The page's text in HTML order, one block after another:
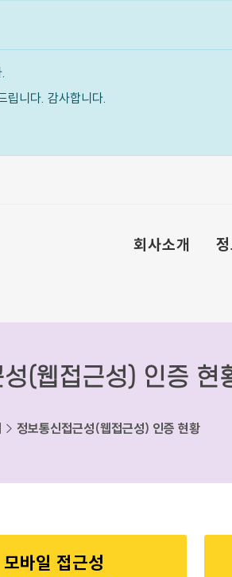
립니다. 감사합니다.
회사소개
(웹접근성) 인증 현
> 정보통신접근성(웹접근성) 인증 현황
모바일 접근성